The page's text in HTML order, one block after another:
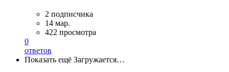
2 подписчика
14 мар.
422 просмотра
0
ответов
Показать ещё Загружается…